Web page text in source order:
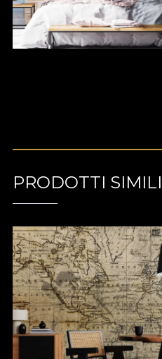
PRODOTTI SIMILI